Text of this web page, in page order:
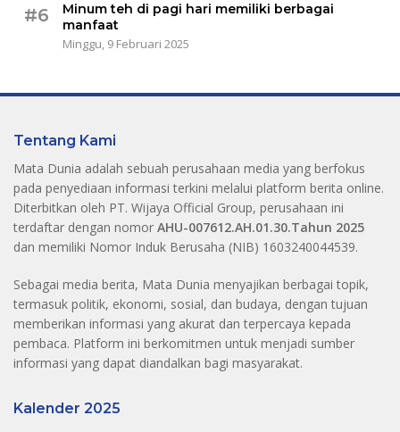
#6
Minum teh di pagi hari memiliki berbagai
manfaat
Minggu, 9 Februari 2025
Tentang Kami
Mata Dunia adalah sebuah perusahaan media yang berfokus
pada penyediaan informasi terkini melalui platform berita online.
Diterbitkan oleh PT. Wijaya Official Group, perusahaan ini
terdaftar dengan nomor AHU-007612.AH.01.30.Tahun 2025
dan memiliki Nomor Induk Berusaha (NIB) 1603240044539.
Sebagai media berita, Mata Dunia menyajikan berbagai topik,
termasuk politik, ekonomi, sosial, dan budaya, dengan tujuan
memberikan informasi yang akurat dan terpercaya kepada
pembaca. Platform ini berkomitmen untuk menjadi sumber
informasi yang dapat diandalkan bagi masyarakat.
Kalender 2025